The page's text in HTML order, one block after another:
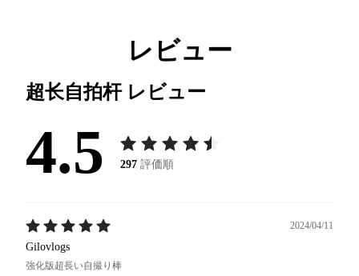
レビュー
超长自拍杆 レビュー
4.5 297 評価順
2024/04/11
Gilovlogs
強化版超長い自撮り棒